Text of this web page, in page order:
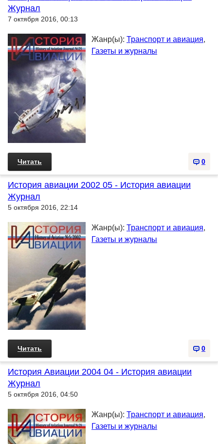
Журнал
7 октября 2016, 00:13
Жанр(ы): Транспорт и авиация,
Газеты и журналы
0
Читать
История авиации 2002 05 - История авиации
Журнал
5 октября 2016, 22:14
Жанр(ы): Транспорт и авиация,
Газеты и журналы
0
Читать
История Авиации 2004 04 - История авиации
Журнал
5 октября 2016, 04:50
Жанр(ы): Транспорт и авиация,
Газеты и журналы